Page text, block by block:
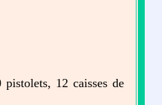
12 caisses de